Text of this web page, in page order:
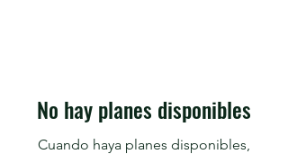
No hay planes disponibles
Cuando haya planes disponibles,